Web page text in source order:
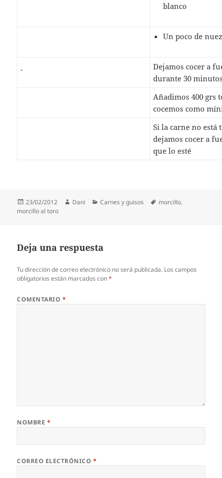
blanco
Un poco de
Dejamos cocer a
durante 30
Añadimos 400 grs
cocemos como
Si la carne no está
dejamos cocer a
que lo esté
Publicado
el
23/02/2012 Autor
Dani Categorías
Carnes y guisos Etiquetas
morcillo,
morcillo al toro
Deja una respuesta
Tu dirección de correo electrónico no será publicada. Los campos
obligatorios están marcados con*
COMENTARIO *
NOMBRE *
CORREO ELECTRÓNICO *